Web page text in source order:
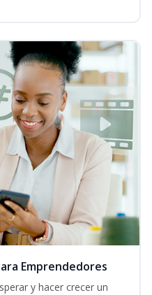
Emprendedores
y hacer crecer un